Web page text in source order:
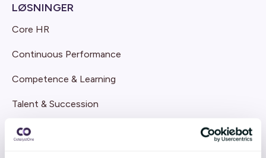
LØSNINGER
Core HR
Continuous Performance
Competence & Learning
Talent & Succession
Organisation & Culture